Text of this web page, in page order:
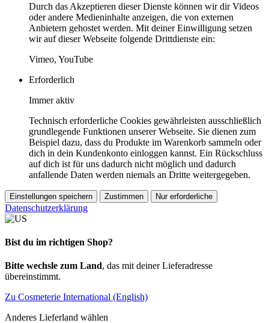
Durch das Akzeptieren dieser Dienste können wir dir Videos
oder andere Medieninhalte anzeigen, die von externen
Anbietern gehostet werden. Mit deiner Einwilligung setzen
wir auf dieser Webseite folgende Drittdienste ein:
Vimeo, YouTube
Erforderlich
Immer aktiv
Technisch erforderliche Cookies gewährleisten ausschließlich
grundlegende Funktionen unserer Webseite. Sie dienen zum
Beispiel dazu, dass du Produkte im Warenkorb sammeln oder
dich in dein Kundenkonto einloggen kannst. Ein Rückschluss
auf dich ist für uns dadurch nicht möglich und dadurch
anfallende Daten werden niemals an Dritte weitergegeben.
Einstellungen speichern Zustimmen Nur erforderliche
Datenschutzerklärung
Bist du im richtigen Shop?
Bitte wechsle zum Land, das mit deiner Lieferadresse
übereinstimmt.
Zu Cosmeterie International (English)
Anderes Lieferland wählen